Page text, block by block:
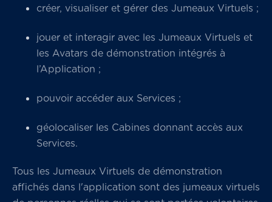
créer, visualiser et gérer des Jumeaux Virtuels ;
jouer et interagir avec les Jumeaux Virtuels et
les Avatars de démonstration intégrés à
l’Application ;
pouvoir accéder aux Services ;
géolocaliser les Cabines donnant accès aux
Services.
Tous les Jumeaux Virtuels de démonstration
affichés dans l'application sont des jumeaux virtuels